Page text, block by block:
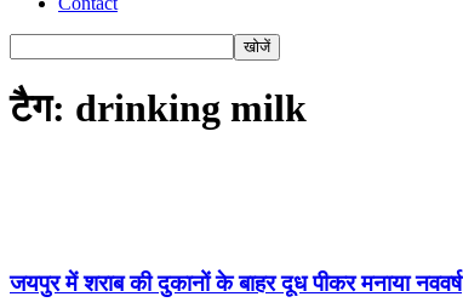
टैग: drinking milk
जयपुर में शराब की दुकानों के बाहर दूध पीकर मनाया नववर्ष